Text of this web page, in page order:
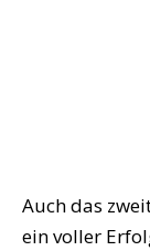
Auch das
ein voller